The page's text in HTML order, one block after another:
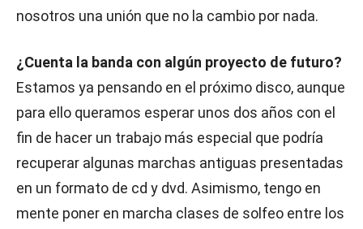
nosotros una unión que no la cambio por nada.
¿Cuenta la banda con algún proyecto de futuro?
Estamos ya pensando en el próximo disco, aunque
para ello queramos esperar unos dos años con el
fin de hacer un trabajo más especial que podría
recuperar algunas marchas antiguas presentadas
en un formato de cd y dvd. Asimismo, tengo en
mente poner en marcha clases de solfeo entre los